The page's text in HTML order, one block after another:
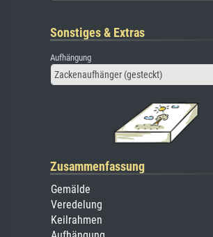
Sonstiges & Extras
Aufhängung
Zackenaufhänger (gesteckt)
Zusammenfassung
Gemälde
Veredelung
Keilrahmen